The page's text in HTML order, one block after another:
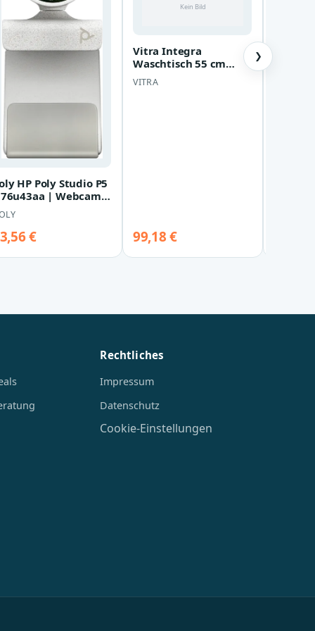
HP Poly Studio P5
| Webcam -
€
Vitra Integra
Waschtisch 55 cm
rund Weiß, 7067L003-
0041 7067L003-0041
VITRA
99,18 €
❯
Rechtliches
Impressum
Datenschutz
Cookie-Einstellungen